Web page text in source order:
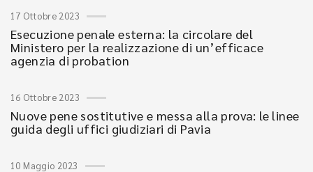
17 Ottobre 2023
Esecuzione penale esterna: la circolare del
Ministero per la realizzazione di un’efficace
agenzia di probation
16 Ottobre 2023
Nuove pene sostitutive e messa alla prova: le linee
guida degli uffici giudiziari di Pavia
10 Maggio 2023